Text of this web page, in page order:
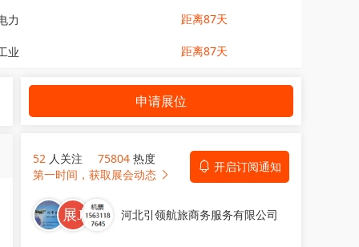
力 距离87天
业 距离87天
申请展位
52 人关注 75804 热度
开启订阅通知
第一时间，获取展会动态
河北引领航旅商务服务有限公司